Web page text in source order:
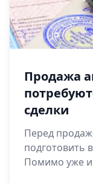
Продажа
сделки
Перед
подготовить
Помимо уже